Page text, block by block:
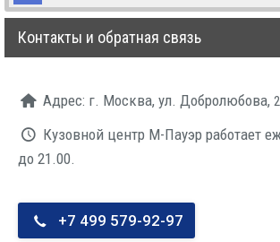
Контакты и обратная связь
Адрес: г. Москва, ул. Доб­ро­лю­бо­ва,
Кузов­ной центр М-Пау­эр рабо­та­ет
до 21.00.
+7 499 579-92-97